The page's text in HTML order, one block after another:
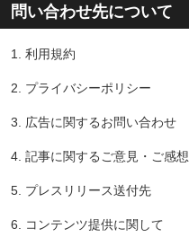
問い合わせ先について
1. 利用規約
2. プライバシーポリシー
3. 広告に関するお問い合わせ
4. 記事に関するご意見・ご感想
5. プレスリリース送付先
6. コンテンツ提供に関して